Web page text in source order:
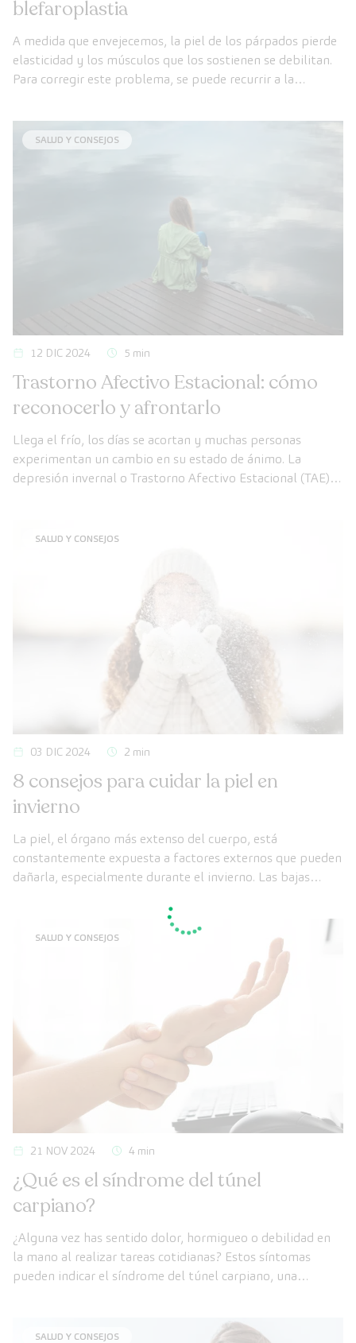
blefaroplastia
A medida que envejecemos, la piel de los párpados pierde
elasticidad y los músculos que los sostienen se debilitan.
Para corregir este problema, se puede recurrir a la
comunes.
SALUD Y CONSEJOS
12 DIC 2024 5 min
Trastorno Afectivo Estacional: cómo
reconocerlo y afrontarlo
Llega el frío, los días se acortan y muchas personas
experimentan un cambio en su estado de ánimo. La
depresión invernal o Trastorno Afectivo Estacional (TAE)
SALUD Y CONSEJOS
03 DIC 2024 2 min
8 consejos para cuidar la piel en
invierno
La piel, el órgano más extenso del cuerpo, está
constantemente expuesta a factores externos que pueden
dañarla, especialmente durante el invierno. Las bajas
afectan zonas sensibles como las mejillas, el cuello, el
escote y las manos.
SALUD Y CONSEJOS
21 NOV 2024 4 min
¿Qué es el síndrome del túnel
carpiano?
¿Alguna vez has sentido dolor, hormigueo o debilidad en
la mano al realizar tareas cotidianas? Estos síntomas
pueden indicar el síndrome del túnel carpiano, una
SALUD Y CONSEJOS